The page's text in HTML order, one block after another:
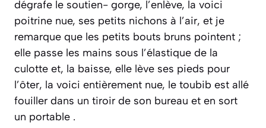
dégrafe le soutien- gorge, l’enlève, la voici
poitrine nue, ses petits nichons à l’air, et je
remarque que les petits bouts bruns pointent ;
elle passe les mains sous l’élastique de la
culotte et, la baisse, elle lève ses pieds pour
l’ôter, la voici entièrement nue, le toubib est allé
fouiller dans un tiroir de son bureau et en sort
un portable .